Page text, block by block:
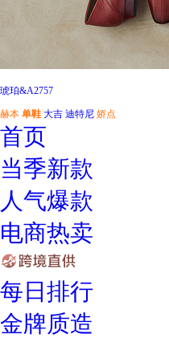
琥珀&A2757
赫本 单鞋 大吉 迪特尼 娇点
首页
当季新款
人气爆款
电商热卖
每日排行
金牌质造